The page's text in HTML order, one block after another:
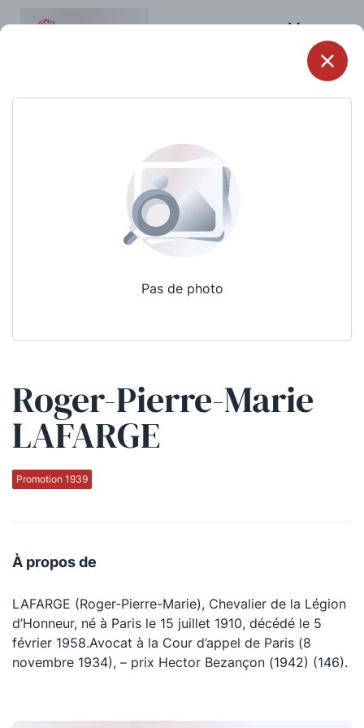
Menu
Pas de photo
Roger-Pierre-Marie
LAFARGE
Promotion 1939
À propos de
LAFARGE (Roger-Pierre-Marie), Chevalier de la Légion
d’Honneur, né à Paris le 15 juillet 1910, décédé le 5
février 1958.Avocat à la Cour d’appel de Paris (8
novembre 1934), – prix Hector Bezançon (1942) (146).
Qui sommes-nous ?
La Conférence
La défense pénale
Le Concours de la Conférence
La Conférence Berryer
La Petite Conférence